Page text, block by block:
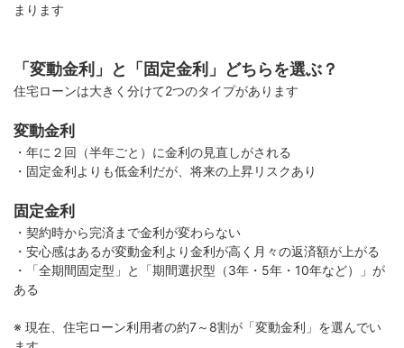
まります
「変動金利」と「固定金利」どちらを選ぶ？
住宅ローンは大きく分けて2つのタイプがあります
変動金利
・年に２回（半年ごと）に金利の見直しがされる
・固定金利よりも低金利だが、将来の上昇リスクあり
固定金利
・契約時から完済まで金利が変わらない
・安心感はあるが変動金利より金利が高く月々の返済額が上がる
・「全期間固定型」と「期間選択型（3年・5年・10年など）」が
ある
※ 現在、住宅ローン利用者の約7～8割が「変動金利」を選んでい